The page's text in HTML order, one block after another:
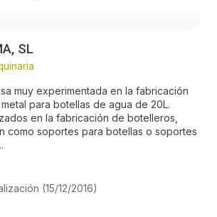
SL
muy experimentada en la fabricación
para botellas de agua de 20L.
en la fabricación de botelleros,
como soportes para botellas o soportes
(15/12/2016)